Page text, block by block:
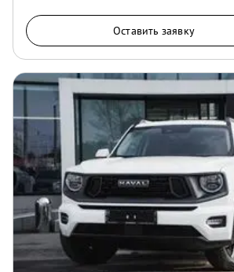
Оставить заявку